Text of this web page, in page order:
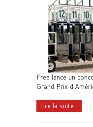
Free lance un
Grand Prix
Lire la suite...